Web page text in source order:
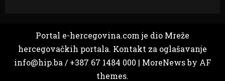
Portal e-hercegovina.com je dio Mreže
hercegovačkih portala. Kontakt za oglašavanje
info@hip.ba / +387 67 1484 000 | MoreNewsby AF
themes.